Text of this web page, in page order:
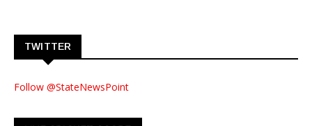
TWITTER
Follow @StateNewsPoint